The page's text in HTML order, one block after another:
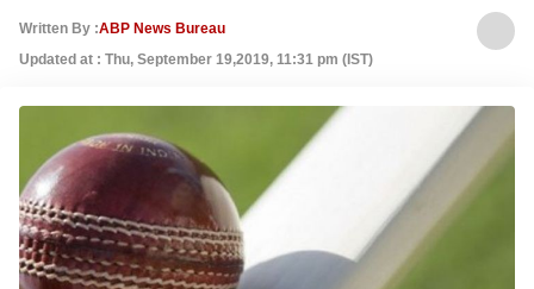
Written By :ABP News Bureau
Updated at : Thu, September 19,2019, 11:31 pm (IST)